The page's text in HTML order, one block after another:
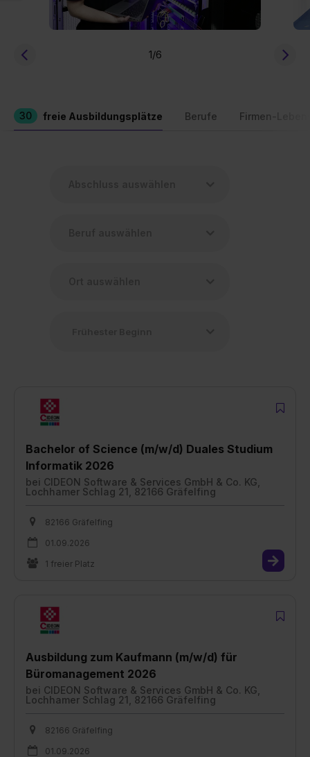
1/6
30 freie Ausbildungsplätze Berufe Firmen-
Bachelor of Science (m/w/d) Duales Studium
Informatik 2026
bei CIDEON Software & Services GmbH & Co. KG,
Lochhamer Schlag 21, 82166 Gräfelfing
82166 Gräfelfing
01.09.2026
1 freier Platz
Ausbildung zum Kaufmann (m/w/d) für
Büromanagement 2026
bei CIDEON Software & Services GmbH & Co. KG,
Lochhamer Schlag 21, 82166 Gräfelfing
82166 Gräfelfing
01.09.2026